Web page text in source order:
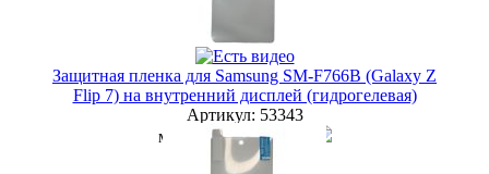
Защитная пленка для Samsung SM-F766B (Galaxy Z
Flip 7) на внутренний дисплей (гидрогелевая)
Артикул: 53343
мелкий опт 150 руб.
110 руб.